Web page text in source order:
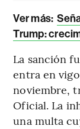
Ver más:
Trump:
La sanción
entra en
noviembre,
Oficial. La
una multa